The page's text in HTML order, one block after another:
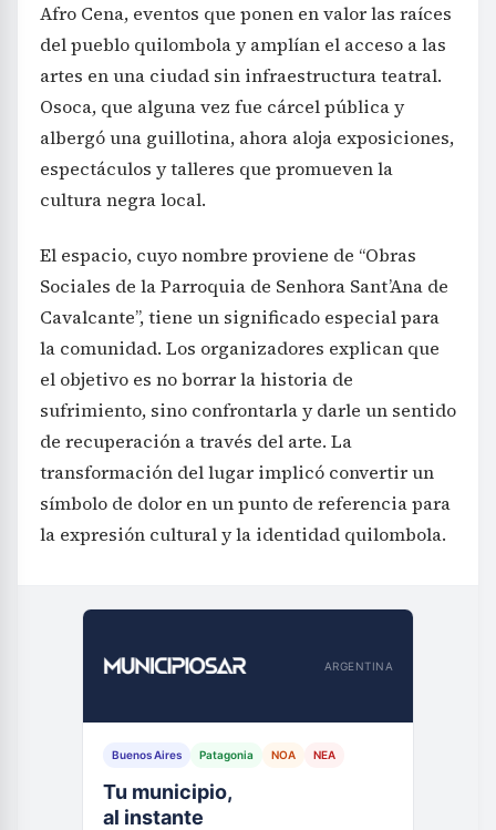
Afro Cena, eventos que ponen en valor las raíces
del pueblo quilombola y amplían el acceso a las
artes en una ciudad sin infraestructura teatral.
Osoca, que alguna vez fue cárcel pública y
albergó una guillotina, ahora aloja exposiciones,
espectáculos y talleres que promueven la
cultura negra local.
El espacio, cuyo nombre proviene de “Obras
Sociales de la Parroquia de Senhora Sant’Ana de
Cavalcante”, tiene un significado especial para
la comunidad. Los organizadores explican que
el objetivo es no borrar la historia de
sufrimiento, sino confrontarla y darle un sentido
de recuperación a través del arte. La
transformación del lugar implicó convertir un
símbolo de dolor en un punto de referencia para
la expresión cultural y la identidad quilombola.
ARGENTINA
Buenos Aires Patagonia NOA NEA
Tu municipio,
al instante